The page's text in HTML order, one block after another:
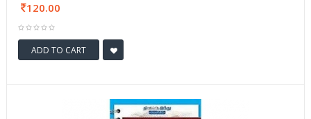
120.00
ADD TO CART